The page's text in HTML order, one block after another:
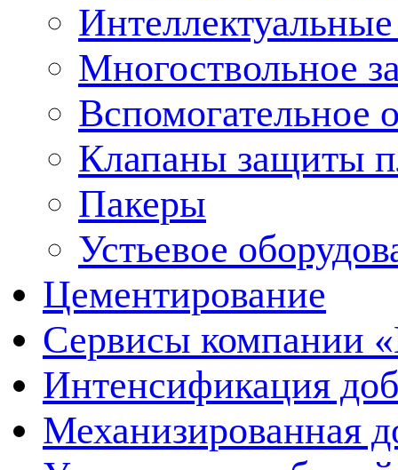
Многоствольное
Вспомогательное
Клапаны защиты
Пакеры
Устьевое
Цементирование
Сервисы компании
Интенсификация
Механизированная